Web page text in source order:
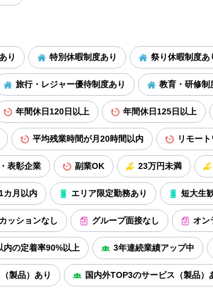
り 特別休暇制度あり 祭り休暇制度あ
旅行・レジャー優待制度あり 教育・研修制
年間休日120日以上 年間休日125日以上
平均残業時間が月20時間以内 リモー
表彰企業 副業OK 23万円未満
カ月以内 エリア限定勤務あり 短大生
ッションなし グループ面接なし オン
内の定着率90%以上 3年連続業績アップ中
製品）あり 国内外TOP3のサービス（製品）